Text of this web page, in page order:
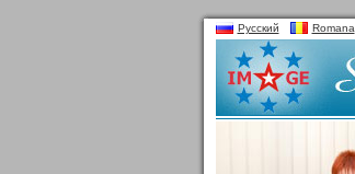
Русский Romana